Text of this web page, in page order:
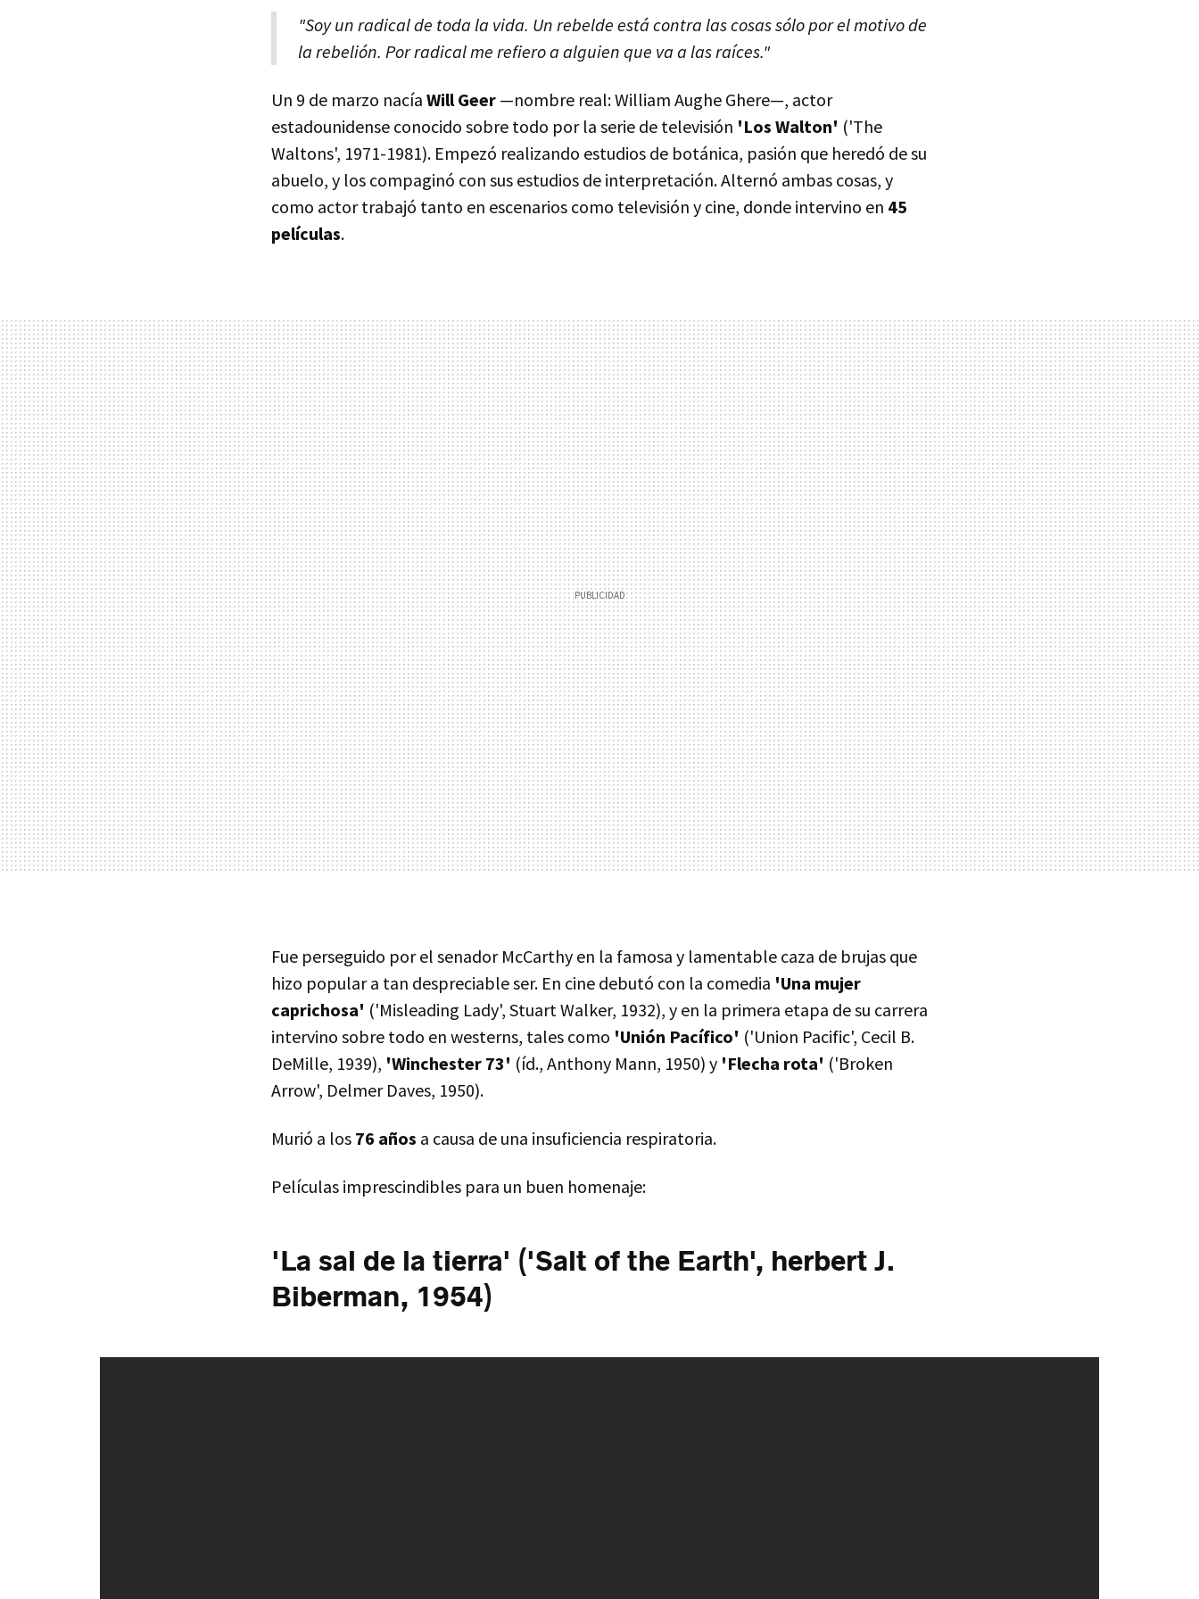
"Soy un radical de toda la vida. Un rebelde está contra las cosas sólo por el motivo de
la rebelión. Por radical me refiero a alguien que va a las raíces."
Un 9 de marzo nacía Will Geer —nombre real: William Aughe Ghere—, actor
estadounidense conocido sobre todo por la serie de televisión 'Los Walton' ('The
Waltons', 1971-1981). Empezó realizando estudios de botánica, pasión que heredó de su
abuelo, y los compaginó con sus estudios de interpretación. Alternó ambas cosas, y
como actor trabajó tanto en escenarios como televisión y cine, donde intervino en 45
películas.
Fue perseguido por el senador McCarthy en la famosa y lamentable caza de brujas que
hizo popular a tan despreciable ser. En cine debutó con la comedia 'Una mujer
caprichosa' ('Misleading Lady', Stuart Walker, 1932), y en la primera etapa de su carrera
intervino sobre todo en westerns, tales como 'Unión Pacífico' ('Union Pacific', Cecil B.
DeMille, 1939), 'Winchester 73' (íd., Anthony Mann, 1950) y 'Flecha rota' ('Broken
Arrow', Delmer Daves, 1950).
Murió a los 76 años a causa de una insuficiencia respiratoria.
Películas imprescindibles para un buen homenaje:
'La sal de la tierra' ('Salt of the Earth', herbert J.
Biberman, 1954)